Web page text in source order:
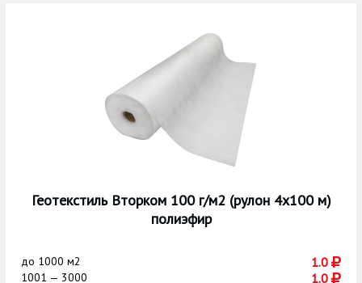
Геотекстиль Вторком 100 г/м2 (рулон 4х100 м)
полиэфир
до 1000 м2 1.0
1001 — 3000 1.0